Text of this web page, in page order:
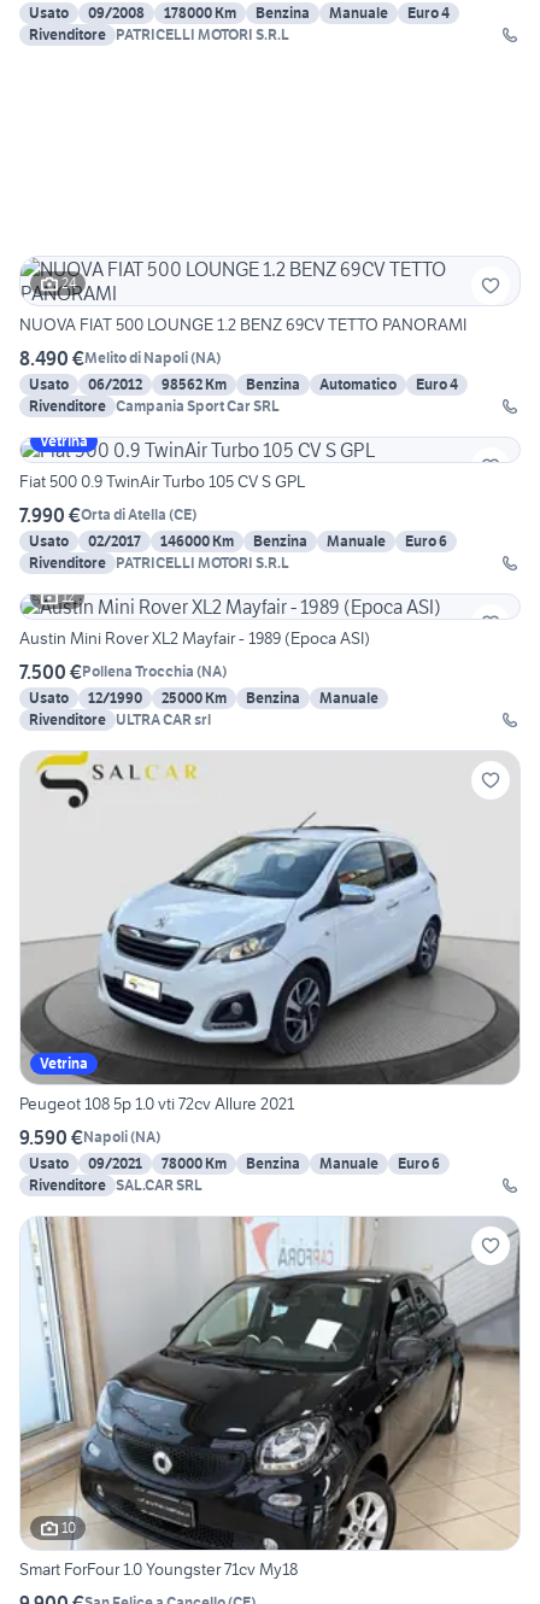
Usato
09/2008 178000 Km Benzina Manuale
Euro 4
Rivenditore PATRICELLI MOTORI S.R.L
24
NUOVA FIAT 500 LOUNGE 1.2 BENZ 69CV TETTO PANORAMI
8.490 €Melito di Napoli(NA)
Usato
06/2012 98562 Km Benzina Automatico
Euro 4
Rivenditore Campania Sport Car SRL
Vetrina
Fiat 500 0.9 TwinAir Turbo 105 CV S GPL
7.990 €Orta di Atella (CE)
Usato
02/2017 146000 Km Benzina Manuale
Euro 6
Rivenditore PATRICELLI MOTORI S.R.L
12
Austin Mini Rover XL2 Mayfair - 1989 (Epoca ASI)
7.500 €Pollena Trocchia (NA)
Usato
12/1990 25000 Km Benzina
Manuale
Rivenditore ULTRA CAR srl
Vetrina
Peugeot 108 5p 1.0 vti 72cv Allure 2021
9.590 €Napoli(NA)
Usato
09/2021 78000 Km Benzina Manuale
Euro 6
Rivenditore SAL.CAR SRL
10
Smart ForFour 1.0 Youngster 71cv My18